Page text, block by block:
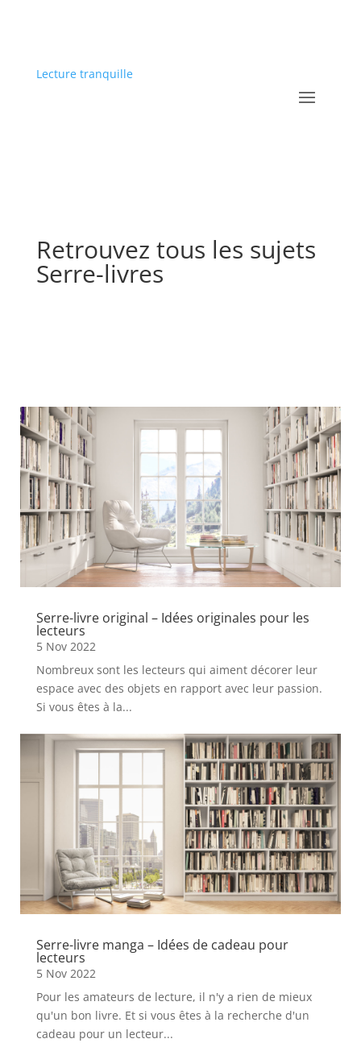
Lecture tranquille
Retrouvez tous les sujets
Serre-livres
Serre-livre original – Idées originales pour les
lecteurs
5 Nov 2022
Nombreux sont les lecteurs qui aiment décorer leur
espace avec des objets en rapport avec leur passion.
Si vous êtes à la...
Serre-livre manga – Idées de cadeau pour
lecteurs
5 Nov 2022
Pour les amateurs de lecture, il n'y a rien de mieux
qu'un bon livre. Et si vous êtes à la recherche d'un
cadeau pour un lecteur...